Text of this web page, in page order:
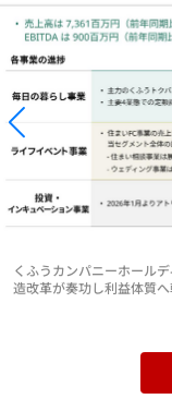
くふうカンパニーホール
造改革が奏功し利益体質